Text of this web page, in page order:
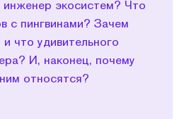
экосистем? Что
с пингвинами? Зачем
что удивительного
И, наконец, почему
относятся?